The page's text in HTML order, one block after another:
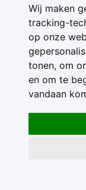
Wij maken
tracking-
op onze
tonen, om
en om te
vandaan